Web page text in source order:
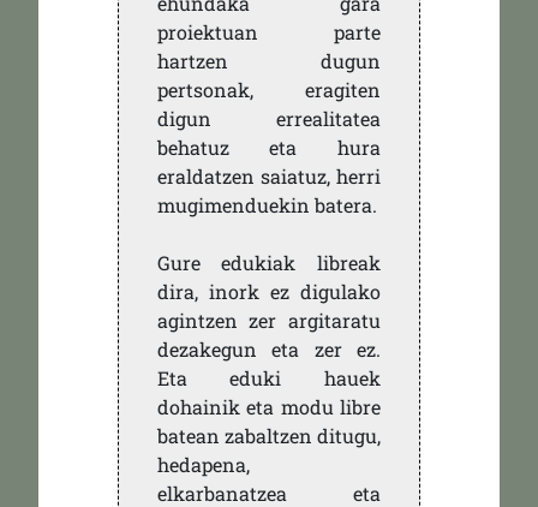
proiektuan parte
hartzen dugun
pertsonak, eragiten
digun errealitatea
behatuz eta hura
eraldatzen saiatuz, herri
mugimenduekin batera.
Gure edukiak libreak
dira, inork ez digulako
agintzen zer argitaratu
dezakegun eta zer ez.
Eta eduki hauek
dohainik eta modu libre
batean zabaltzen ditugu,
hedapena,
elkarbanatzea eta